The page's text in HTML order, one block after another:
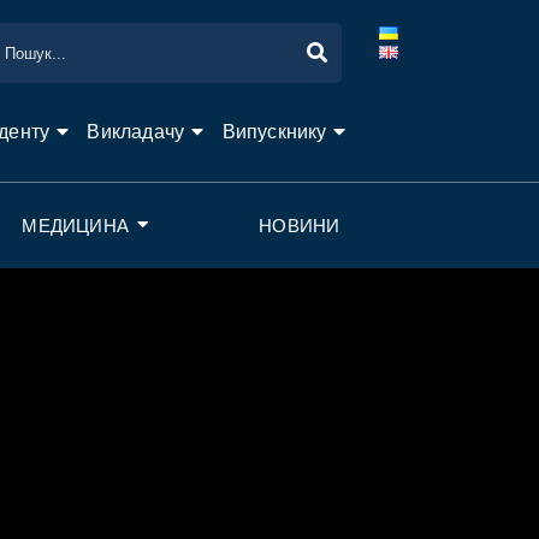
Викладачу Випускнику
МЕДИЦИНА НОВИНИ